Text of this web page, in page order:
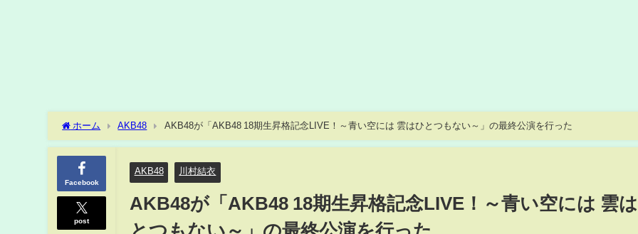
ホーム AKB48 AKB48が「AKB48 18期生昇格記念LIVE！～青い空には 雲はひとつもない～」の最終公演を行った
Facebook
post
AKB48 川村結衣
AKB48が「AKB48 18期生昇格記念LIVE！～青い空には 雲
とつもない～」の最終公演を行った